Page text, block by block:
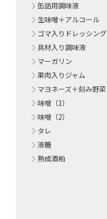
缶詰用調味液
生味噌＋アルコール
ゴマ入りドレッシング
具材入り調味液
マーガリン
果肉入りジャム
マヨネーズ＋刻み野菜
味噌（1）
味噌（2）
タレ
液糖
熟成酒粕